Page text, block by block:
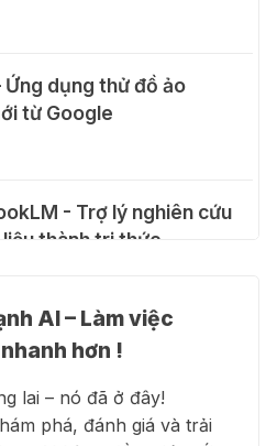
phí 30 video AI + 100
ngày với Dola.com
nhận Google Plus 12
phí
Xuất hiện script và
giả mạo giúp "mở khóa"
Ứng dụng thử đồ ảo
từ Google
- Trợ lý nghiên cứu
liệu thành tri thức
AI – Biến ý tưởng
chất lượng cao
AI – Làm việc
hơn !
lai – nó đã ở đây!
phá, đánh giá và trải